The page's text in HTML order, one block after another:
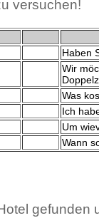
versuchen!
Haben
Wir
Was
Ich
Um
Wann
gefunden